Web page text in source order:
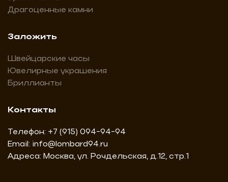
Драгоценные камни
Заложить
Швейцарские часы
Ювелирные украшения
Бриллианты
Контакты
Телефон: +7 (915) 094-94-94
Email: info@lombard94.ru
Адреса: Москва, ул. Рочдельская, д.12, стр.1